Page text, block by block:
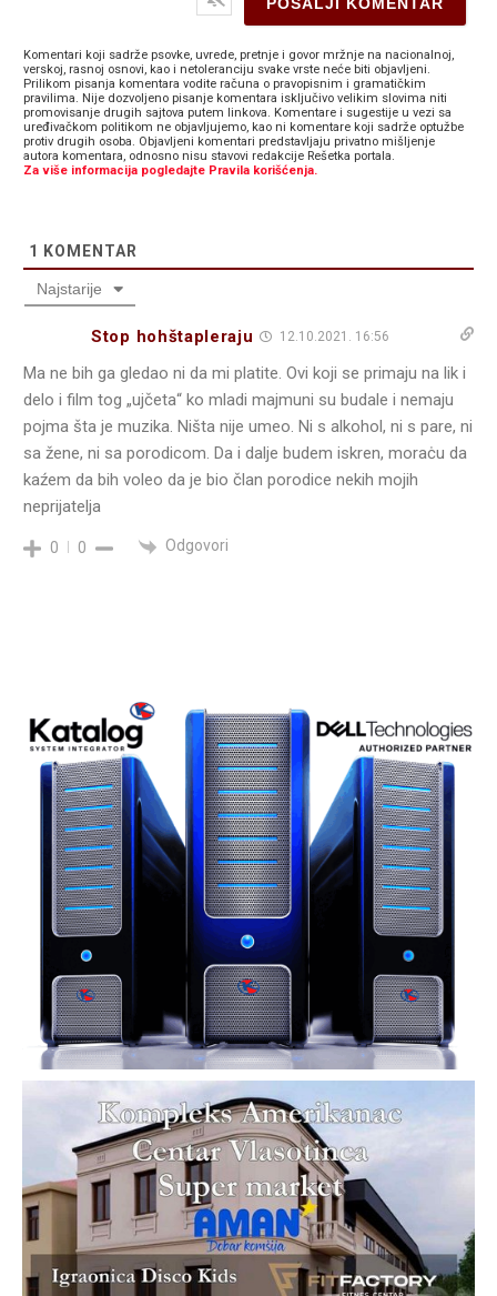
Komentari koji sadrže psovke, uvrede, pretnje i govor mržnje na nacionalnoj,
verskoj, rasnoj osnovi, kao i netoleranciju svake vrste neće biti objavljeni.
Prilikom pisanja komentara vodite računa o pravopisnim i gramatičkim
pravilima. Nije dozvoljeno pisanje komentara isključivo velikim slovima niti
promovisanje drugih sajtova putem linkova. Komentare i sugestije u vezi sa
uređivačkom politikom ne objavljujemo, kao ni komentare koji sadrže optužbe
protiv drugih osoba. Objavljeni komentari predstavljaju privatno mišljenje
autora komentara, odnosno nisu stavovi redakcije Rešetka portala.
Za više informacija pogledajte Pravila korišćenja.
1 KOMENTAR
Najstarije
Stop hohštapleraju 12.10.2021. 16:56
Ma ne bih ga gledao ni da mi platite. Ovi koji se primaju na lik i
delo i film tog „ujčeta“ ko mladi majmuni su budale i nemaju
pojma šta je muzika. Ništa nije umeo. Ni s alkohol, ni s pare, ni
sa žene, ni sa porodicom. Da i dalje budem iskren, moraċu da
kaźem da bih voleo da je bio član porodice nekih mojih
neprijatelja
0 0 Odgovori